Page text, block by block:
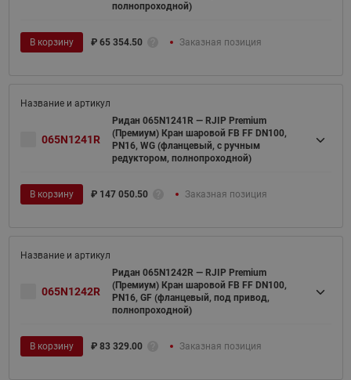
полнопроходной)
В корзину ₽ 65 354.50 Заказная позиция
065N1241R
Ридан 065N1241R — RJIP Premium
(Премиум) Кран шаровой FB FF DN100,
PN16, WG (фланцевый, с ручным
редуктором, полнопроходной)
В корзину ₽ 147 050.50 Заказная позиция
065N1242R
Ридан 065N1242R — RJIP Premium
(Премиум) Кран шаровой FB FF DN100,
PN16, GF (фланцевый, под привод,
полнопроходной)
В корзину ₽ 83 329.00 Заказная позиция